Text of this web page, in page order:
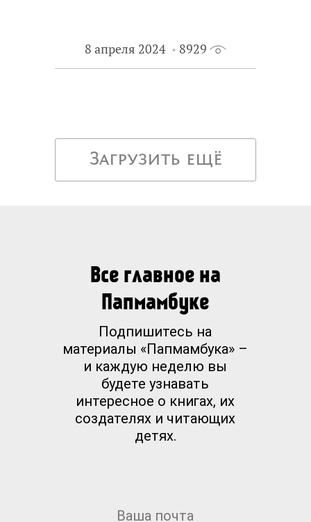
8 апреля 2024 8929
Загрузить ещё
Все главное на
Папмамбуке
Подпишитесь на
материалы «Папмамбука» –
и каждую неделю вы
будете узнавать
интересное о книгах, их
создателях и читающих
детях.